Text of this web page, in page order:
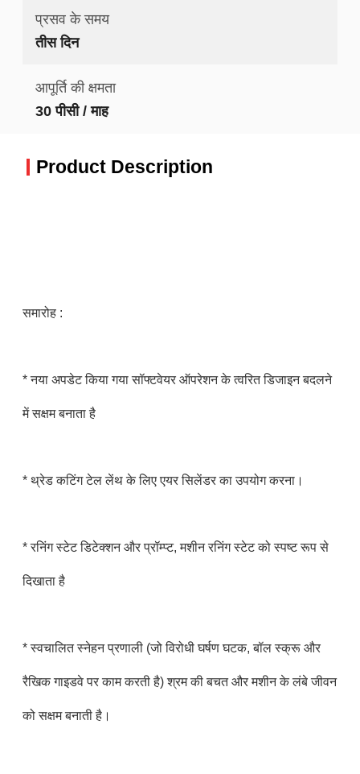
प्रसव के समय
तीस दिन
आपूर्ति की क्षमता
30 पीसी / माह
Product Description
समारोह :
* नया अपडेट किया गया सॉफ्टवेयर ऑपरेशन के त्वरित डिजाइन बदलने
में सक्षम बनाता है
* थ्रेड कटिंग टेल लेंथ के लिए एयर सिलेंडर का उपयोग करना।
* रनिंग स्टेट डिटेक्शन और प्रॉम्प्ट, मशीन रनिंग स्टेट को स्पष्ट रूप से
दिखाता है
* स्वचालित स्नेहन प्रणाली (जो विरोधी घर्षण घटक, बॉल स्क्रू और
रैखिक गाइडवे पर काम करती है) श्रम की बचत और मशीन के लंबे जीवन
को सक्षम बनाती है।